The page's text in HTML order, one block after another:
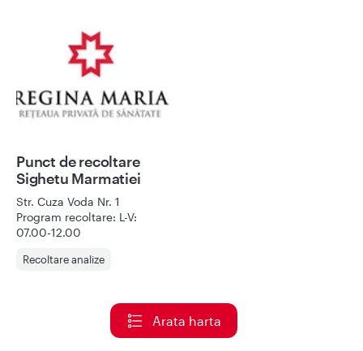
Punct de recoltare
Sighetu Marmatiei
Str. Cuza Voda Nr. 1
Program recoltare: L-V:
07.00-12.00
Recoltare analize
Punct de
recoltare Sighetu
Marmatiei
Vezi ruta
Arata harta